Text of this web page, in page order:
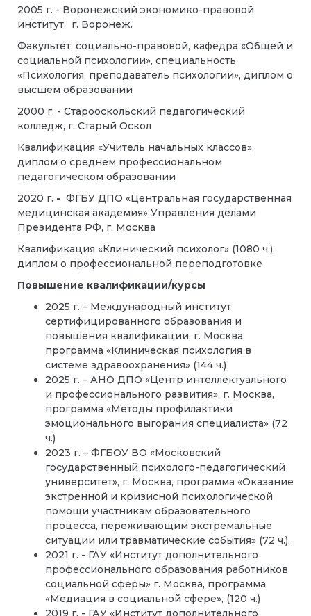
2005 г. - Воронежский экономико-правовой
институт, г. Воронеж.
Факультет: социально-правовой, кафедра «Общей и
социальной психологии», специальность
«Психология, преподаватель психологии», диплом о
высшем образовании
2000 г. - Старооскольский педагогический
колледж, г. Старый Оскол
Квалификация «Учитель начальных классов»,
диплом о среднем профессиональном
педагогическом образовании
2020 г. - ФГБУ ДПО «Центральная государственная
медицинская академия» Управления делами
Президента РФ, г. Москва
Квалификация «Клинический психолог» (1080 ч.),
диплом о профессиональной переподготовке
Повышение квалификации/курсы
2025 г. – Международный институт
сертифицированного образования и
повышения квалификации, г. Москва,
программа «Клиническая психология в
системе здравоохранения» (144 ч.)
2025 г. – АНО ДПО «Центр интеллектуального
и профессионального развития», г. Москва,
программа «Методы профилактики
эмоционального выгорания специалиста» (72
ч.)
2023 г. – ФГБОУ ВО «Московский
государственный психолого-педагогический
университет», г. Москва, программа «Оказание
экстренной и кризисной психологической
помощи участникам образовательного
процесса, переживающим экстремальные
ситуации или травматические события» (72 ч.).
2021 г. - ГАУ «Институт дополнительного
профессионального образования работников
социальной сферы» г. Москва, программа
«Медиация в социальной сфере», (120 ч.)
2019 г. - ГАУ «Институт дополнительного